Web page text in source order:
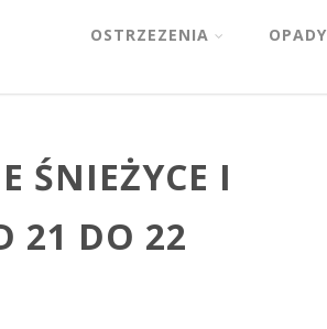
OSTRZEZENIA OPADY
ŚNIEŻYCE I
21 DO 22